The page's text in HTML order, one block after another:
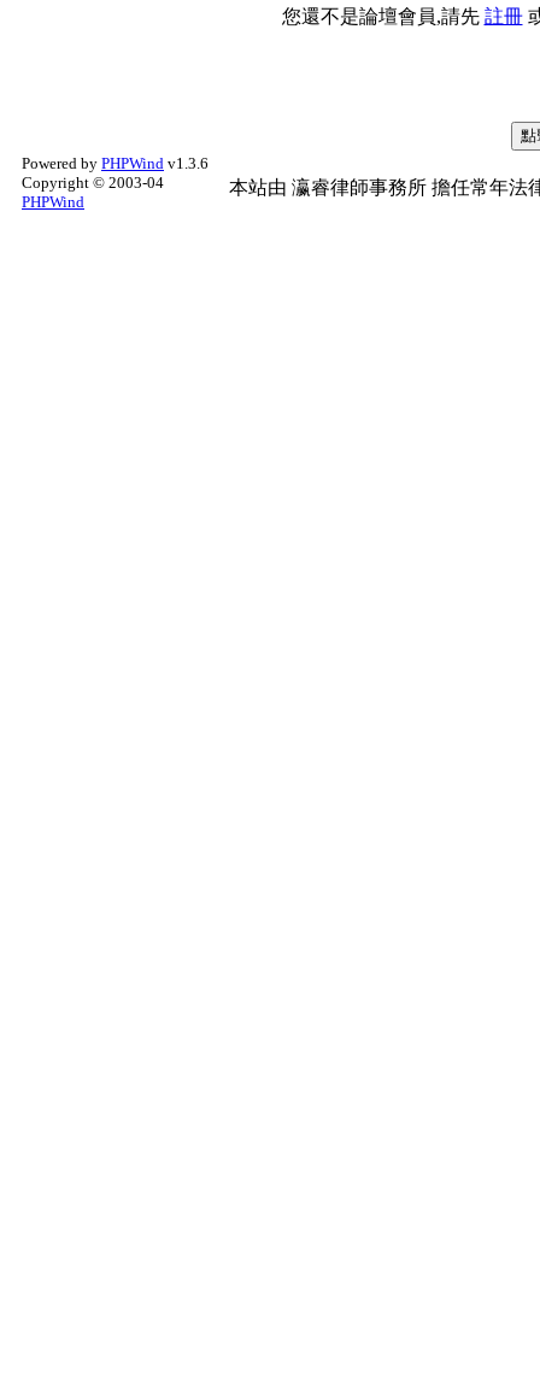
您還不是論壇會員,請先 註冊
Powered by PHPWind v1.3.6
Copyright © 2003-04
PHPWind
本站由 瀛睿律師事務所 擔任常年法